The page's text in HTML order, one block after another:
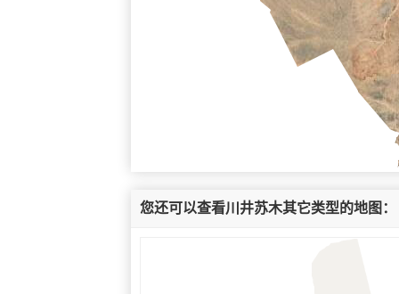
您还可以查看川井苏木其它类型的地图：